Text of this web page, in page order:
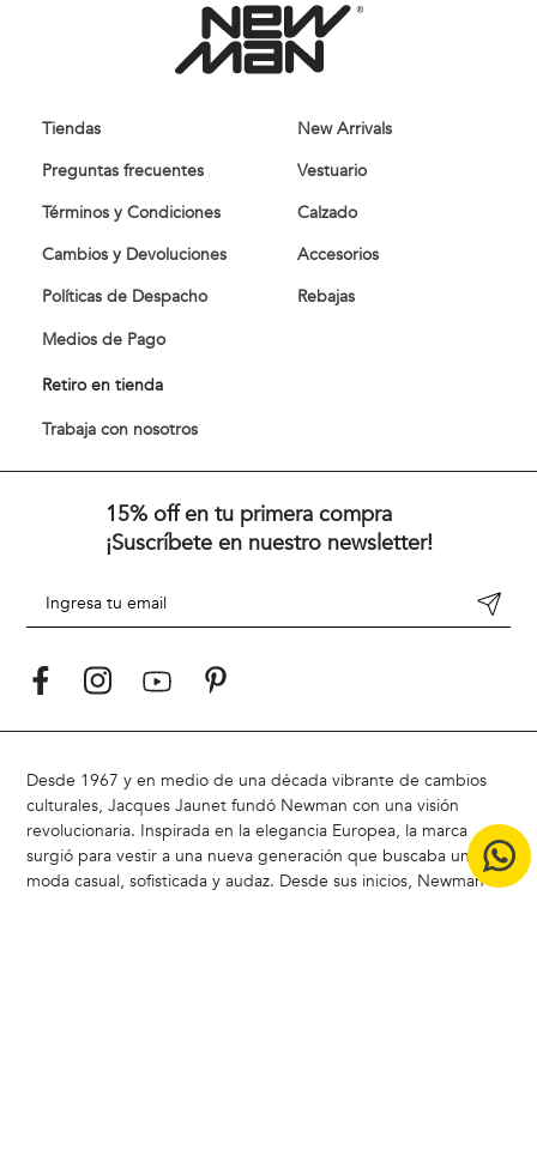
Tiendas
Preguntas frecuentes
Términos y Condiciones
Cambios y Devoluciones
Políticas de Despacho
Medios de Pago
Retiro en tienda
Trabaja con nosotros
New Arrivals
Vestuario
Calzado
Accesorios
Rebajas
15% off en tu primera compra
¡Suscríbete en nuestro newsletter!
Desde 1967 y en medio de una década vibrante de cambios
culturales, Jacques Jaunet fundó Newman con una visión
revolucionaria. Inspirada en la elegancia Europea, la marca
surgió para vestir a una nueva generación que buscaba una
moda casual, sofisticada y audaz. Desde sus inicios, Newman ha